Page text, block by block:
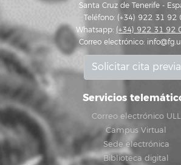
Santa Cruz de Tenerife -
Teléfono: (+34) 922 31 92
Whatsapp: (+34) 922 31 92
Correo electrónico:
Solicitar cita previa
Servicios
Correo electrónico ULL
Campus Virtual
Sede electrónica
Biblioteca digital